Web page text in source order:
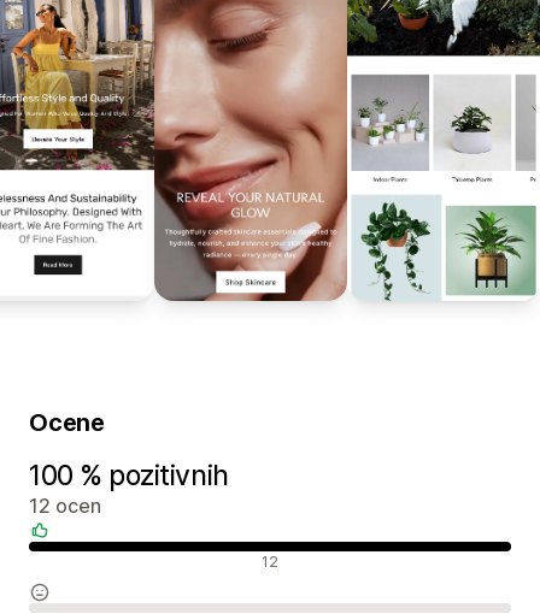
Ocene
100 % pozitivnih
12 ocen
12